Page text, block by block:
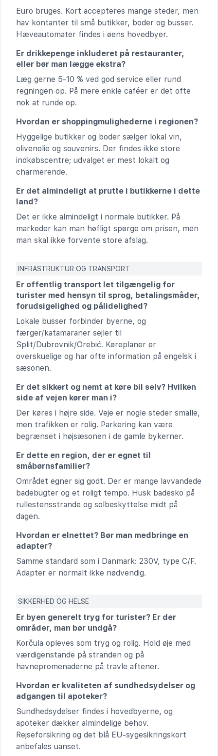
Euro bruges. Kort accepteres mange steder, men
hav kontanter til små butikker, boder og busser.
Hæveautomater findes i øens hovedbyer.
Er drikkepenge inkluderet på restauranter,
eller bør man lægge ekstra?
Læg gerne 5-10 % ved god service eller rund
regningen op. På mere enkle caféer er det ofte
nok at runde op.
Hvordan er shoppingmulighederne i regionen?
Hyggelige butikker og boder sælger lokal vin,
olivenolie og souvenirs. Der findes ikke store
indkøbscentre; udvalget er mest lokalt og
charmerende.
Er det almindeligt at prutte i butikkerne i dette
land?
Det er ikke almindeligt i normale butikker. På
markeder kan man høfligt spørge om prisen, men
man skal ikke forvente store afslag.
INFRASTRUKTUR OG TRANSPORT
Er offentlig transport let tilgængelig for
turister med hensyn til sprog, betalingsmåder,
forudsigelighed og pålidelighed?
Lokale busser forbinder byerne, og
færger/katamaraner sejler til
Split/Dubrovnik/Orebić. Køreplaner er
overskuelige og har ofte information på engelsk i
sæsonen.
Er det sikkert og nemt at køre bil selv? Hvilken
side af vejen kører man i?
Der køres i højre side. Veje er nogle steder smalle,
men trafikken er rolig. Parkering kan være
begrænset i højsæsonen i de gamle bykerner.
Er dette en region, der er egnet til
småbørnsfamilier?
Området egner sig godt. Der er mange lavvandede
badebugter og et roligt tempo. Husk badesko på
rullestensstrande og solbeskyttelse midt på
dagen.
Hvordan er elnettet? Bør man medbringe en
adapter?
Samme standard som i Danmark: 230V, type C/F.
Adapter er normalt ikke nødvendig.
SIKKERHED OG HELSE
Er byen generelt tryg for turister? Er der
områder, man bør undgå?
Korčula opleves som tryg og rolig. Hold øje med
værdigenstande på stranden og på
havnepromenaderne på travle aftener.
Hvordan er kvaliteten af sundhedsydelser og
adgangen til apoteker?
Sundhedsydelser findes i hovedbyerne, og
apoteker dækker almindelige behov.
Rejseforsikring og det blå EU-sygesikringskort
anbefales uanset.